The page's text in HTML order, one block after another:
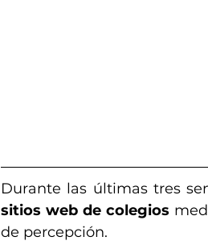
Durante las últimas tres
sitios web de colegios
de percepción.